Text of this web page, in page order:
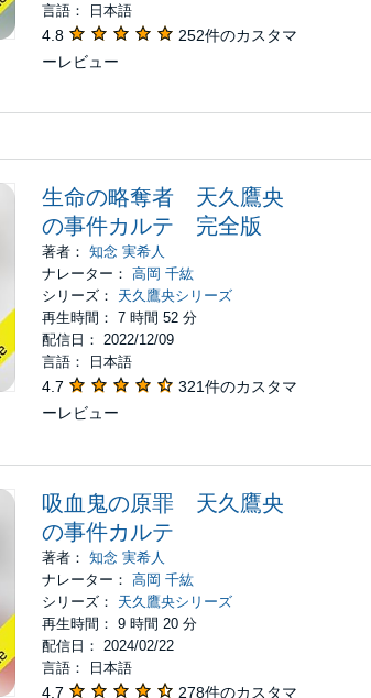
言語： 日本語
4.8
252件のカスタマ
ーレビュー
生命の略奪者 天久鷹央
の事件カルテ 完全版
著者：知念 実希人
ナレーター：高岡 千紘
シリーズ： 天久鷹央シリーズ
再生時間： 7 時間 52 分
配信日： 2022/12/09
言語： 日本語
4.7
321件のカスタマ
ーレビュー
吸血鬼の原罪 天久鷹央
の事件カルテ
著者：知念 実希人
ナレーター：高岡 千紘
シリーズ： 天久鷹央シリーズ
再生時間： 9 時間 20 分
配信日： 2024/02/22
言語： 日本語
4.7 278件のカスタマ